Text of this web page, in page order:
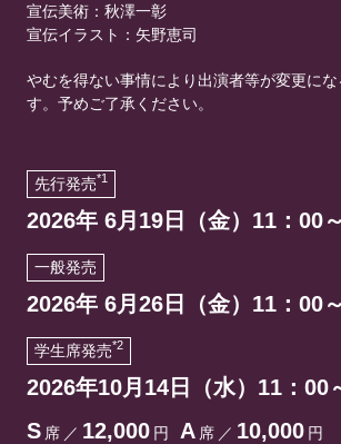
宣伝美術：秋澤一彰
宣伝イラスト：矢野恵司
やむを得ない事情により出演者等が変更にな
す。予めご了承ください。
先行発売*1
2026年 6月19日（金）11：00
一般発売
2026年 6月26日（金）11：00～
学生席発売*2
2026年10月14日（水）11：00
S 席 ／ 12,000 円 A 席 ／ 10,000 円